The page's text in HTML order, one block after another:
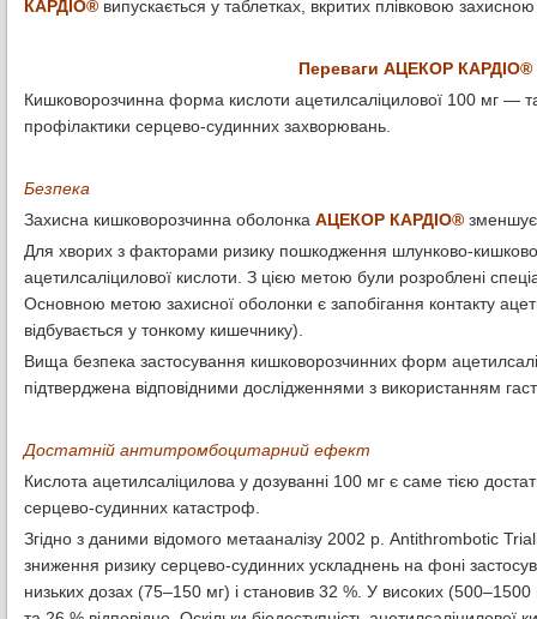
КАРДІО® випускається у таблетках, вкритих плівковою
Переваги АЦЕКОР КАРДІО®
Кишковорозчинна форма кислоти ацетилсаліцилової 100 мг —
профілактики серцево-судинних захворювань.
Безпека
Захисна кишковорозчинна оболонка АЦЕКОР КАРДІО®
Для хворих з факторами ризику пошкодження шлунково-
ацетилсаліцилової кислоти. З цією метою були розроблені
Основною метою захисної оболонки є запобігання контакту
відбувається у тонкому кишечнику).
Вища безпека застосування кишковорозчинних форм
підтверджена відповідними дослідженнями з використанням
Достатній антитромбоцитарний ефект
Кислота ацетилсаліцилова у дозуванні 100 мг є саме тiєю
серцево-судинних катастроф.
Згідно з даними відомого метааналізу 2002 р. Antithrombotic
зниження ризику серцево-судинних ускладнень на фоні
низьких дозах (75–150 мг) і становив 32 %. У високих